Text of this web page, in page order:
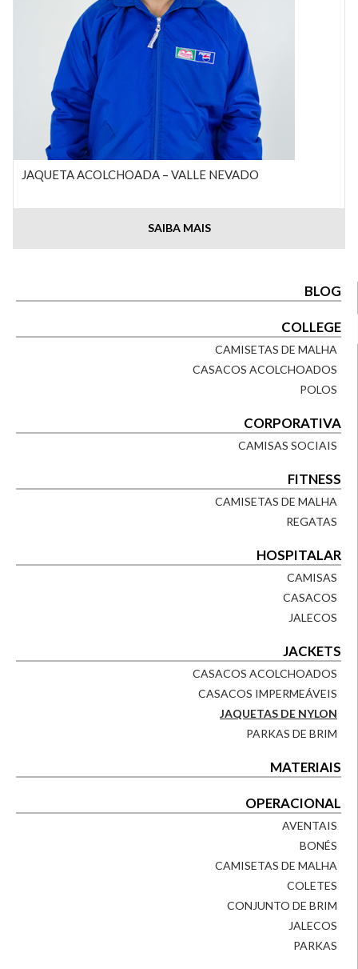
JAQUETA ACOLCHOADA – VALLE NEVADO
SAIBA MAIS
BLOG
COLLEGE
CAMISETAS DE MALHA
CASACOS ACOLCHOADOS
POLOS
CORPORATIVA
CAMISAS SOCIAIS
FITNESS
CAMISETAS DE MALHA
REGATAS
HOSPITALAR
CAMISAS
CASACOS
JALECOS
JACKETS
CASACOS ACOLCHOADOS
CASACOS IMPERMEÁVEIS
JAQUETAS DE NYLON
PARKAS DE BRIM
MATERIAIS
OPERACIONAL
AVENTAIS
BONÉS
CAMISETAS DE MALHA
COLETES
CONJUNTO DE BRIM
JALECOS
PARKAS